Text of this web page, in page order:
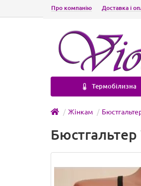
Про компанію Доставка і
Термобілизна
Жінкам